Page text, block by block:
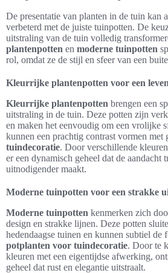
De presentatie van planten in de tuin kan
verbeterd met de juiste tuinpotten. De
uitstraling van de tuin volledig
plantenpotten en moderne tuinpotten
rol, omdat ze de stijl en sfeer van een
Kleurrijke plantenpotten voor een
Kleurrijke plantenpotten brengen een
uitstraling in de tuin. Deze potten zijn
en maken het eenvoudig om een vrolijke
kunnen een prachtig contrast vormen met
tuindecoratie. Door verschillende
er een dynamisch geheel dat de aandacht
uitnodigender maakt.
Moderne tuinpotten voor een strakke
Moderne tuinpotten kenmerken zich
design en strakke lijnen. Deze potten
hedendaagse tuinen en kunnen subtiel de
potplanten voor tuindecoratie. Door te
kleuren met een eigentijdse afwerking,
geheel dat rust en elegantie uitstraalt.